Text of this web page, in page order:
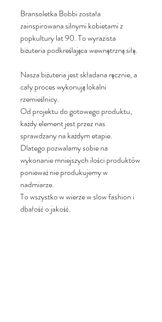
Bransoletka Bobbi została
zainspirowana silnymi kobietami z
popkultury lat 90. To wyrazista
biżuteria podkreślająca wewnętrzną siłę.
Nasza biżuteria jest składana ręcznie, a
cały proces wykonują lokalni
rzemieślnicy.
Od projektu do gotowego produktu,
każdy element jest przez nas
sprawdzany na każdym etapie.
Dlatego pozwalamy sobie na
wykonanie mniejszych ilości produktów
ponieważ nie produkujemy w
nadmiarze.
To wszystko w wierze w slow fashion i
dbałość o jakość.